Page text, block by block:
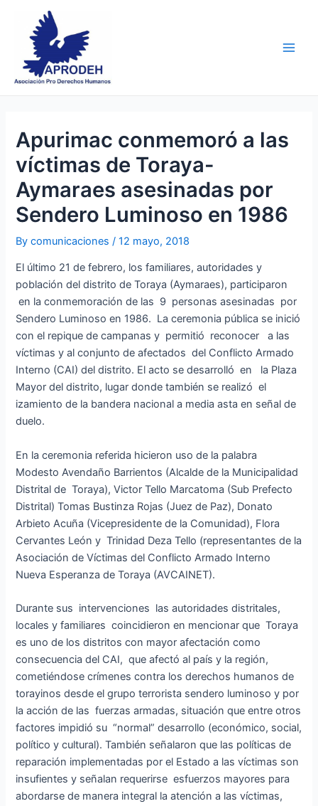
content
Apurimac conmemoró a las
víctimas de Toraya-
Aymaraes asesinadas por
Sendero Luminoso en 1986
Bycomunicaciones/12 mayo, 2018
El último 21 de febrero, los familiares, autoridades y
población del distrito de Toraya (Aymaraes), participaron
en la conmemoración de las 9 personas asesinadas por
Sendero Luminoso en 1986. La ceremonia pública se inició
con el repique de campanas y permitió reconocer a las
víctimas y al conjunto de afectados del Conflicto Armado
Interno (CAI) del distrito. El acto se desarrolló en la Plaza
Mayor del distrito, lugar donde también se realizó el
izamiento de la bandera nacional a media asta en señal de
duelo.
En la ceremonia referida hicieron uso de la palabra
Modesto Avendaño Barrientos (Alcalde de la Municipalidad
Distrital de Toraya), Victor Tello Marcatoma (Sub Prefecto
Distrital) Tomas Bustinza Rojas (Juez de Paz), Donato
Arbieto Acuña (Vicepresidente de la Comunidad), Flora
Cervantes León y Trinidad Deza Tello (representantes de la
Asociación de Víctimas del Conflicto Armado Interno
Nueva Esperanza de Toraya (AVCAINET).
Durante sus intervenciones las autoridades distritales,
locales y familiares coincidieron en mencionar que Toraya
es uno de los distritos con mayor afectación como
consecuencia del CAI, que afectó al país y la región,
cometiéndose crímenes contra los derechos humanos de
torayinos desde el grupo terrorista sendero luminoso y por
la acción de las fuerzas armadas, situación que entre otros
factores impidió su “normal” desarrollo (económico, social,
político y cultural). También señalaron que las políticas de
reparación implementadas por el Estado a las víctimas son
insufientes y señalan requerirse esfuerzos mayores para
abordarse de manera integral la atención a las víctimas,
navigation